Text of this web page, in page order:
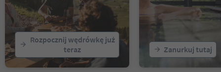
Rozpocznij wędrówkę już
teraz
Zanurkuj tutaj